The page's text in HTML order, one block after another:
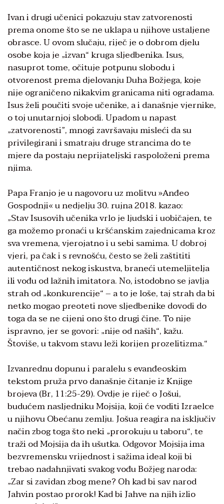
Ivan i drugi učenici pokazuju stav zatvorenosti
prema onome što se ne uklapa u njihove ustaljene
obrasce. U ovom slučaju, riječ je o dobrom djelu
osobe koja je „izvan“ kruga sljedbenika. Isus,
nasuprot tome, očituje potpunu slobodu i
otvorenost prema djelovanju Duha Božjega, koje
nije ograničeno nikakvim granicama niti ogradama.
Isus želi poučiti svoje učenike, a i današnje vjernike,
o toj unutarnjoj slobodi. Upadom u napast
„zatvorenosti”, mnogi završavaju misleći da su
privilegirani i smatraju druge strancima do te
mjere da postaju neprijateljski raspoloženi prema
njima.
Papa Franjo je u nagovoru uz molitvu »Anđeo
Gospodnji« u nedjelju 30. rujna 2018. kazao:
„Stav Isusovih učenika vrlo je ljudski i uobičajen, te
ga možemo pronaći u kršćanskim zajednicama kroz
sva vremena, vjerojatno i u sebi samima. U dobroj
vjeri, pa čak i s revnošću, često se želi zaštititi
autentičnost nekog iskustva, braneći utemeljitelja
ili vođu od lažnih imitatora. No, istodobno se javlja
strah od „konkurencije“ – a to je loše, taj strah da bi
netko mogao preoteti nove sljedbenike dovodi do
toga da se ne cijeni ono što drugi čine. To nije
ispravno, jer se govori: „nije od naših“, kažu.
Štoviše, u takvom stavu leži korijen prozelitizma.“
Izvanrednu dopunu i paralelu s evanđeoskim
tekstom pruža prvo današnje čitanje iz Knjige
brojeva (Br, 11:25-29). Ovdje je riječ o Jošui,
budućem nasljedniku Mojsija, koji će voditi Izraelce
u njihovu Obećanu zemlju. Jošua reagira na isključiv
način zbog toga što neki „prorokuju u taboru“, te
traži od Mojsija da ih ušutka. Odgovor Mojsija ima
bezvremensku vrijednost i sažima ideal koji bi
trebao nadahnjivati svakog vođu Božjeg naroda:
„Zar si zavidan zbog mene? Oh kad bi sav narod
Jahvin postao prorok! Kad bi Jahve na njih izlio